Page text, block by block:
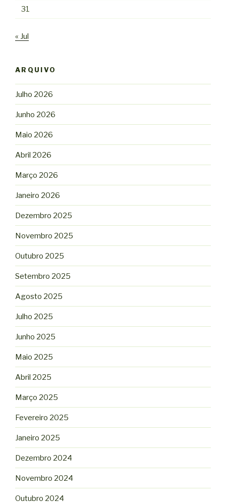
31
« Jul
ARQUIVO
Julho 2026
Junho 2026
Maio 2026
Abril 2026
Março 2026
Janeiro 2026
Dezembro 2025
Novembro 2025
Outubro 2025
Setembro 2025
Agosto 2025
Julho 2025
Junho 2025
Maio 2025
Abril 2025
Março 2025
Fevereiro 2025
Janeiro 2025
Dezembro 2024
Novembro 2024
Outubro 2024